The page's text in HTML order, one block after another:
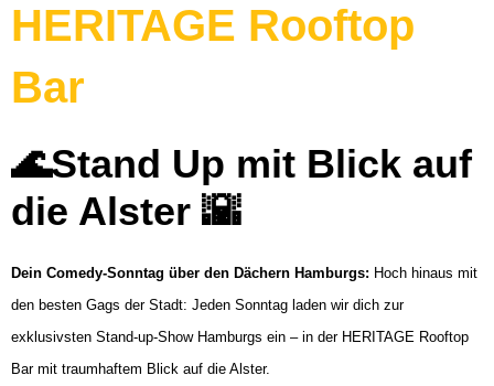
HERITAGE Rooftop
Bar
🌊Stand Up mit Blick auf
die Alster 🌇
Dein Comedy-Sonntag über den Dächern Hamburgs: Hoch hinaus mit
den besten Gags der Stadt: Jeden Sonntag laden wir dich zur
exklusivsten Stand-up-Show Hamburgs ein – in der HERITAGE Rooftop
Bar mit traumhaftem Blick auf die Alster.